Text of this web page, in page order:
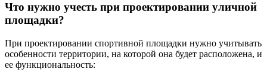
Что нужно учесть при проектировании уличной
площадки?
При проектировании спортивной площадки нужно учитывать
особенности территории, на которой она будет расположена, и
ее функциональность: